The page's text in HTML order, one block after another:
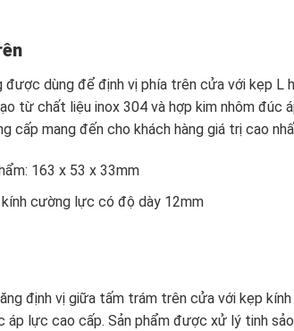
được dùng để định vị phía trên cửa với kẹp
từ chất liệu inox 304 và hợp kim nhôm đúc
cấp mang đến cho khách hàng giá trị cao
163 x 53 x 33mm
cường lực có độ dày 12mm
định vị giữa tấm trám trên cửa với kẹp
áp lực cao cấp. Sản phẩm được xử lý tinh